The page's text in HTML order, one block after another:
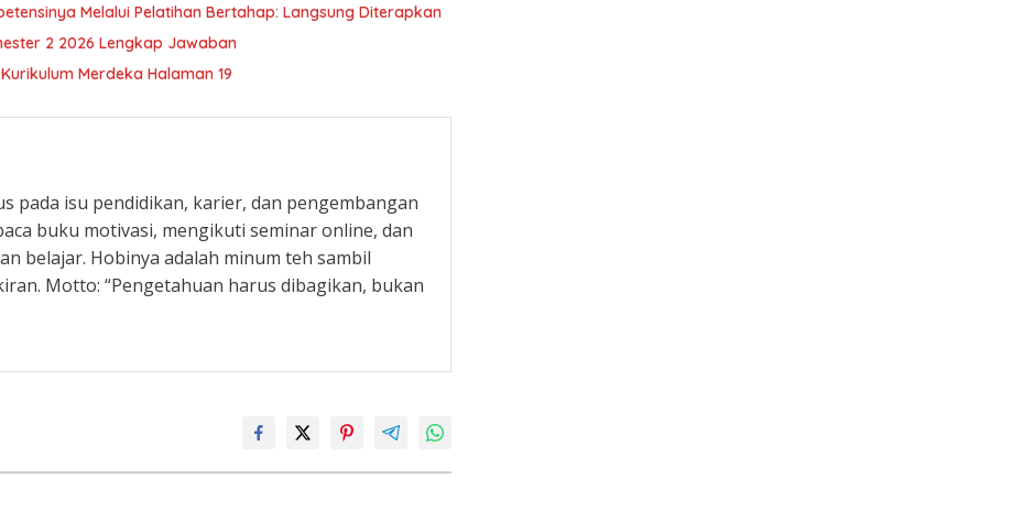
Melalui Pelatihan Bertahap: Langsung Diterapkan
2 2026 Lengkap Jawaban
Merdeka Halaman 19
pada isu pendidikan, karier, dan pengembangan
buku motivasi, mengikuti seminar online, dan
belajar. Hobinya adalah minum teh sambil
Motto: “Pengetahuan harus dibagikan, bukan